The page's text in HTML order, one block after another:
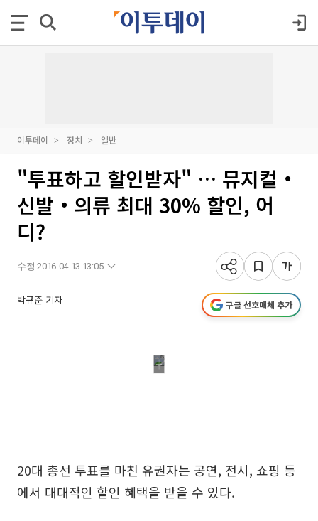
이투데이 정치 일반
"투표하고 할인받자" … 뮤지컬‧
신발‧의류 최대 30% 할인, 어
디?
수정 2016-04-13 13:05
박규준 기자 구글 선호매체 추가
20대 총선 투표를 마친 유권자는 공연, 전시, 쇼핑 등
에서 대대적인 할인 혜택을 받을 수 있다.